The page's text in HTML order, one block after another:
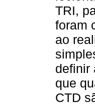
TRI,
foram
ao
definir
que
CTD